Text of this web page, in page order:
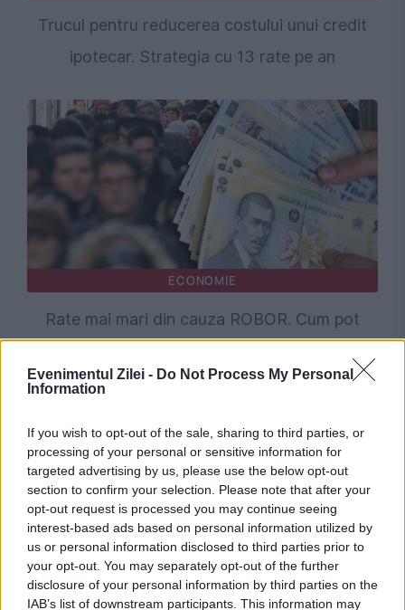
Evenimentul Zilei - Do Not Process My Personal
Information
If you wish to opt-out of the sale, sharing to third parties, or
processing of your personal or sensitive information for
targeted advertising by us, please use the below opt-out
section to confirm your selection. Please note that after your
opt-out request is processed you may continue seeing
interest-based ads based on personal information utilized by
us or personal information disclosed to third parties prior to
your opt-out. You may separately opt-out of the further
disclosure of your personal information by third parties on the
IAB’s list of downstream participants. This information may
Trucul pentru reducerea costului unui credit
ipotecar. Strategia cu 13 rate pe an
ECONOMIE
Rate mai mari din cauza ROBOR. Cum pot
POLITICA